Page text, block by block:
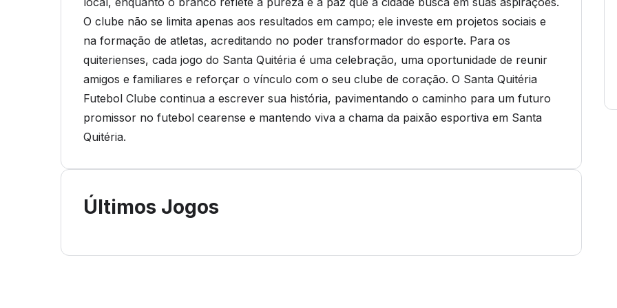
O clube não se limita apenas aos resultados em campo; ele investe em projetos sociais e
na formação de atletas, acreditando no poder transformador do esporte. Para os
quiterienses, cada jogo do Santa Quitéria é uma celebração, uma oportunidade de reunir
amigos e familiares e reforçar o vínculo com o seu clube de coração. O Santa Quitéria
Futebol Clube continua a escrever sua história, pavimentando o caminho para um futuro
promissor no futebol cearense e mantendo viva a chama da paixão esportiva em Santa
Quitéria.
Últimos Jogos